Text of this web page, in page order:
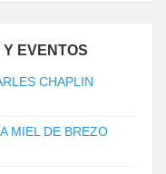
EVENTOS
CHAPLIN
MIEL DE BREZO